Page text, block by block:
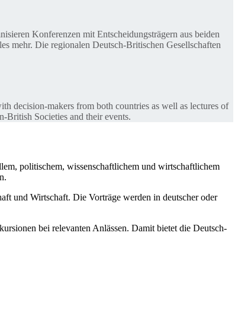
Konferenzen mit Entscheidungsträgern aus beiden
mehr. Die regionalen Deutsch-Britischen Gesellschaften
decision-makers from both countries as well as lectures of
British Societies and their events.
politischem, wissenschaftlichem und wirtschaftlichem
und Wirtschaft. Die Vorträge werden in deutscher oder
bei relevanten Anlässen. Damit bietet die Deutsch-